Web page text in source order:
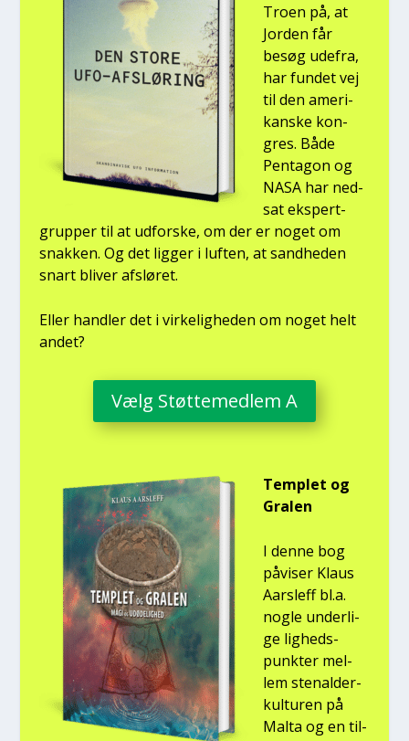
Tro­en på, at
Jor­den får
besøg ude­fra,
har fun­det vej
til den ame­ri­
kan­ske kon­
gres. Både
Pen­ta­gon og
NASA har ned­
sat eks­pert­
grup­per til at udfor­ske, om der er noget om
snak­ken. Og det lig­ger i luf­ten, at sand­he­den
snart bli­ver afslø­ret.
Eller hand­ler det i vir­ke­lig­he­den om noget helt
andet?
Vælg Støt­te­med­lem A
Temp­let og
Gra­len
I den­ne bog
påvi­ser Klaus
Aars­l­eff bl.a.
nog­le under­li­
ge lig­heds­
punk­ter mel­
lem ste­nal­der­
kul­tu­ren på
Mal­ta og en til­